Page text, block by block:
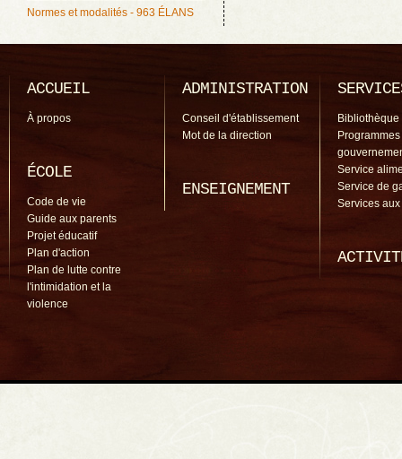
Normes et modalités - 963 ÉLANS
ACCUEIL
À propos
ÉCOLE
Code de vie
Guide aux parents
Projet éducatif
Plan d'action
Plan de lutte contre
l'intimidation et la
violence
ADMINISTRATION
Conseil d'établissement
Mot de la direction
ENSEIGNEMENT
Bibliothèque
Programmes
Service
Service de
Services